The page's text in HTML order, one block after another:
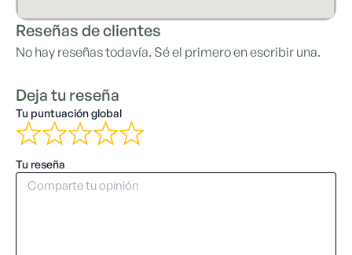
Reseñas de clientes
No hay reseñas todavía. Sé el primero en escribir una.
Deja tu reseña
Tu puntuación global
Tu reseña